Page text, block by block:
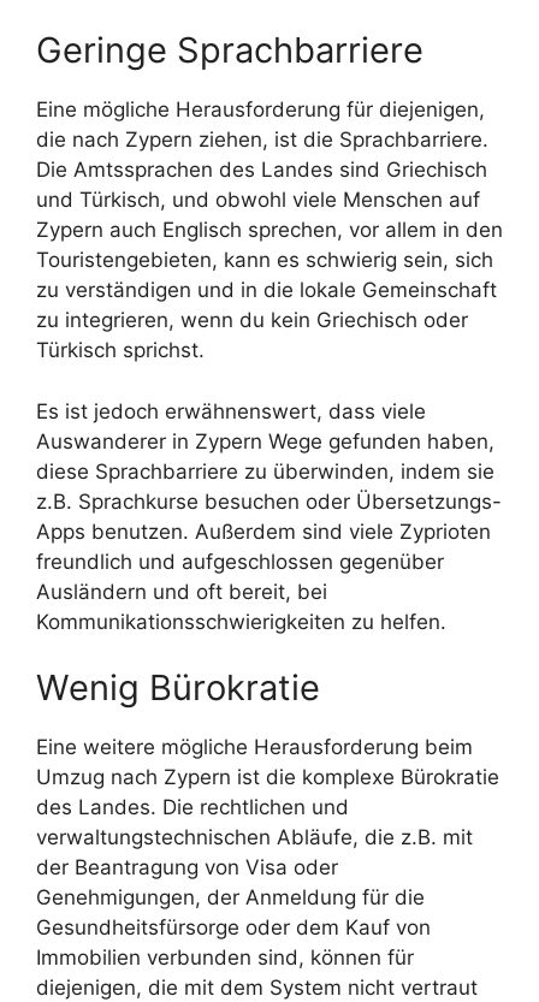
Geringe Sprachbarriere
Eine mögliche Herausforderung für diejenigen,
die nach Zypern ziehen, ist die Sprachbarriere.
Die Amtssprachen des Landes sind Griechisch
und Türkisch, und obwohl viele Menschen auf
Zypern auch Englisch sprechen, vor allem in den
Touristengebieten, kann es schwierig sein, sich
zu verständigen und in die lokale Gemeinschaft
zu integrieren, wenn du kein Griechisch oder
Türkisch sprichst.
Es ist jedoch erwähnenswert, dass viele
Auswanderer in Zypern Wege gefunden haben,
diese Sprachbarriere zu überwinden, indem sie
z.B. Sprachkurse besuchen oder Übersetzungs-
Apps benutzen. Außerdem sind viele Zyprioten
freundlich und aufgeschlossen gegenüber
Ausländern und oft bereit, bei
Kommunikationsschwierigkeiten zu helfen.
Wenig Bürokratie
Eine weitere mögliche Herausforderung beim
Umzug nach Zypern ist die komplexe Bürokratie
des Landes. Die rechtlichen und
verwaltungstechnischen Abläufe, die z.B. mit
der Beantragung von Visa oder
Genehmigungen, der Anmeldung für die
Gesundheitsfürsorge oder dem Kauf von
Immobilien verbunden sind, können für
diejenigen, die mit dem System nicht vertraut